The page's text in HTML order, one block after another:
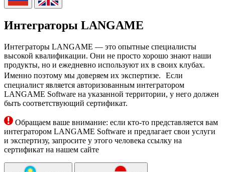
Интеграторы LANGAME
Интеграторы LANGAME — это опытные специалисты
высокой квалификации. Они не просто хорошо знают наши
продукты, но и ежедневно используют их в своих клубах.
Именно поэтому мы доверяем их экспертизе. Если
специалист является авторизованным интегратором
LANGAME Software на указанной территории, у него должен
быть соответствующий сертификат.
Обращаем ваше внимание: если кто-то представляется вам
интегратором LANGAME Software и предлагает свои услуги
и экспертизу, запросите у этого человека ссылку на
сертификат на нашем сайте